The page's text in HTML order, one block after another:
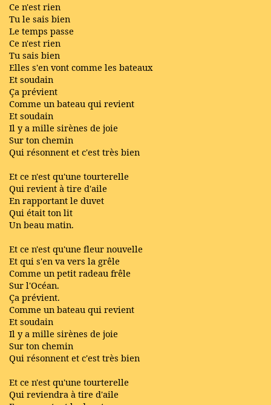
Ce n'est rien
Tu le sais bien
Le temps passe
Ce n'est rien
Tu sais bien
Elles s'en vont comme les bateaux
Et soudain
Ça prévient
Comme un bateau qui revient
Et soudain
Il y a mille sirènes de joie
Sur ton chemin
Qui résonnent et c'est très bien
Et ce n'est qu'une tourterelle
Qui revient à tire d'aile
En rapportant le duvet
Qui était ton lit
Un beau matin.
Et ce n'est qu'une fleur nouvelle
Et qui s'en va vers la grêle
Comme un petit radeau frêle
Sur l'Océan.
Ça prévient.
Comme un bateau qui revient
Et soudain
Il y a mille sirènes de joie
Sur ton chemin
Qui résonnent et c'est très bien
Et ce n'est qu'une tourterelle
Qui reviendra à tire d'aile